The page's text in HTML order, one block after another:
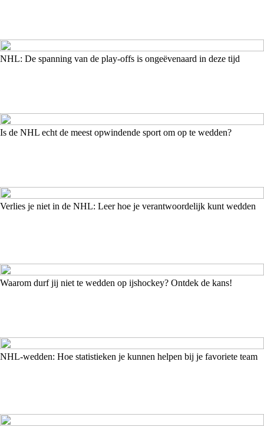
NHL: De spanning van de play-offs is ongeëvenaard in deze tijd
Is de NHL echt de meest opwindende sport om op te wedden?
Verlies je niet in de NHL: Leer hoe je verantwoordelijk kunt wedden
Waarom durf jij niet te wedden op ijshockey? Ontdek de kans!
NHL-wedden: Hoe statistieken je kunnen helpen bij je favoriete team